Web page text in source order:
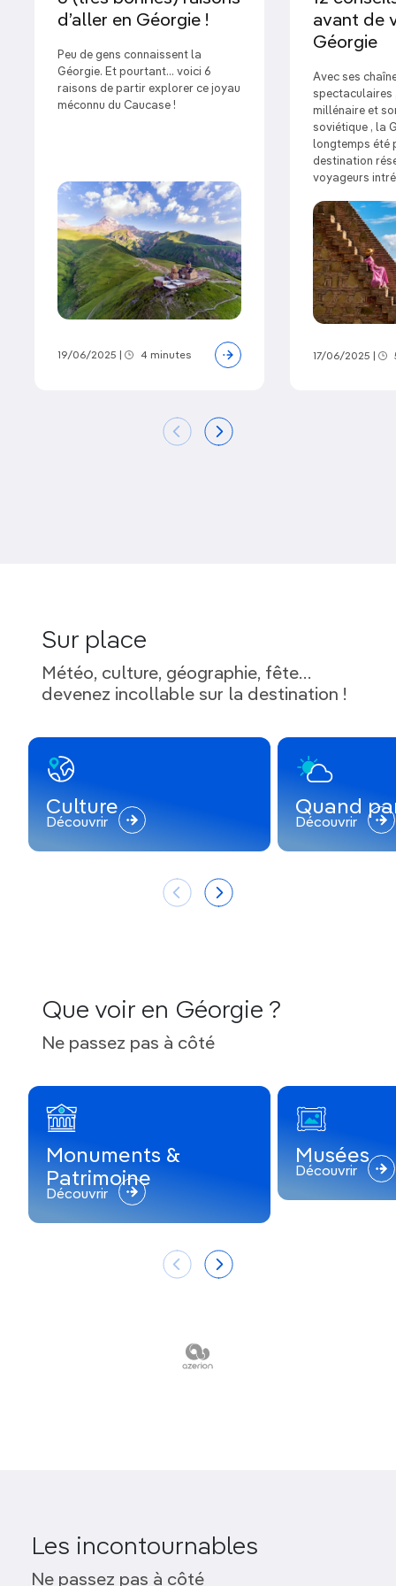
troglodytiquede Géorgie.
L’ambiance festive de
et sa délicieuse
vieille ville.
Une randonnée en Touchétie
, une région de
haute montagne spectaculaire et préservée.
, la terre géorgienne
d’aller en Géorgie !
Peu de gens connaissent la
Géorgie. Et pourtant… voici 6
raisons de partir explorer ce joyau
méconnu du Caucase !
19/06/2025 4 minutes
avant de
Géorgie
Avec ses
spectaculaires
millénaire et
soviétique , la
longtemps été
destination
voyageurs
17/06/2025
Sur place
Météo, culture, géographie, fête…
devenez incollable sur la destination !
Culture
Découvrir
Quand
Découvrir
Que voir en Géorgie ?
Ne passez pas à côté
Monuments &
Patrimoine
Découvrir
Musées
Découvrir
Les incontournables
Ne passez pas à côté